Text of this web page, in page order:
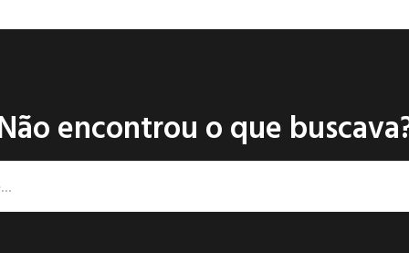
encontrou o que